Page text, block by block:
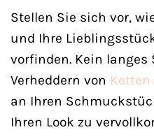
Stellen Sie sich vor,
und Ihre
vorfinden. Kein langes
Verheddern von Ketten
an Ihren
Ihren Look zu